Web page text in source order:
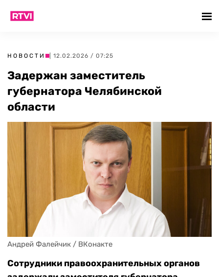
НОВОСТИ | 12.02.2026 / 07:25
Задержан заместитель
губернатора Челябинской
области
Андрей Фалейчик / ВКонакте
Сотрудники правоохранительных органов